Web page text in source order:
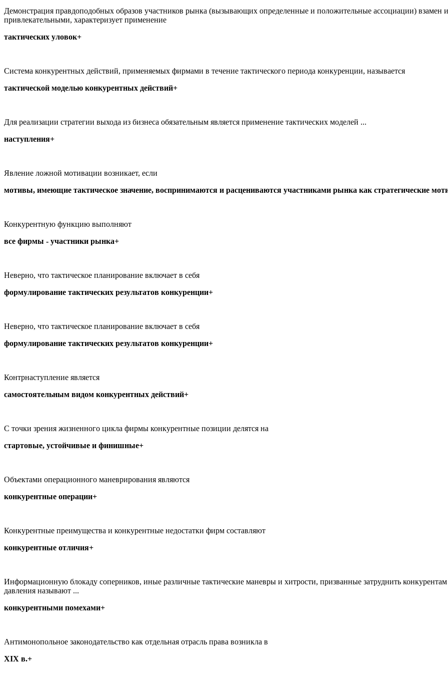
Демонстрация правдоподобных образов участников рынка (вызывающих определенные и положительные ассоциации) взамен
привлекательными, характеризует применение
тактических уловок+
Система конкурентных действий, применяемых фирмами в течение тактического периода конкуренции, называется
тактической моделью конкурентных действий+
Для реализации стратегии выхода из бизнеса обязательным является применение тактических моделей ...
наступления+
Явление ложной мотивации возникает, если
мотивы, имеющие тактическое значение, воспринимаются и расцениваются участниками рынка как стратегические
Конкурентную функцию выполняют
все фирмы - участники рынка+
Неверно, что тактическое планирование включает в себя
формулирование тактических результатов конкуренции+
Неверно, что тактическое планирование включает в себя
формулирование тактических результатов конкуренции+
Контрнаступление является
самостоятельным видом конкурентных действий+
С точки зрения жизненного цикла фирмы конкурентные позиции делятся на
стартовые, устойчивые и финишные+
Объектами операционного маневрирования являются
конкурентные операции+
Конкурентные преимущества и конкурентные недостатки фирм составляют
конкурентные отличия+
Информационную блокаду соперников, иные различные тактические маневры и хитрости, призванные затруднить
давления называют ...
конкурентными помехами+
Антимонопольное законодательство как отдельная отрасль права возникла в
XIX в.+